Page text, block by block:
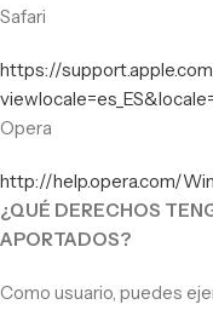
Safari
https://
Opera
http://help.opera.com/
¿QUÉ DERECHOS
APORTADOS?
Como usuario, puedes